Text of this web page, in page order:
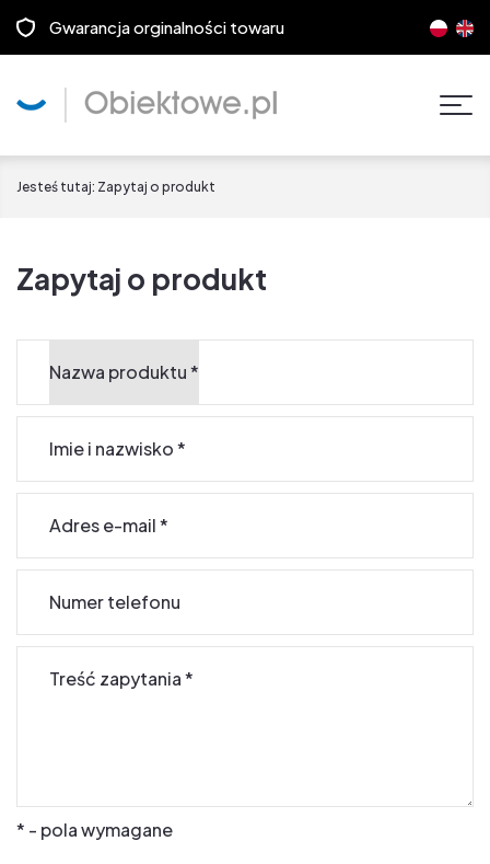
Gwarancja orginalności towaru
Jesteś tutaj: Zapytaj o produkt
Zapytaj o produkt
Nazwa produktu*
Imie i nazwisko*
Adres e-mail*
Numer telefonu
Treść zapytania*
* - pola wymagane